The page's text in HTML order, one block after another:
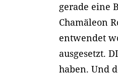
gerade eine
Chamäleon
entwendet
ausgesetzt.
haben. Und